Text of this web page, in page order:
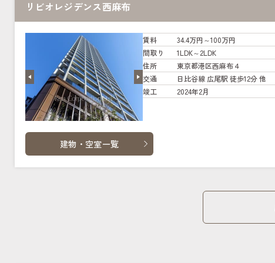
リビオレジデンス西麻布
賃料
34.4万円～100万円
間取り
1LDK～2LDK
住所
東京都港区西麻布４
交通
日比谷線 広尾駅 徒歩12分 他
竣工
2024年2月
建物・空室一覧